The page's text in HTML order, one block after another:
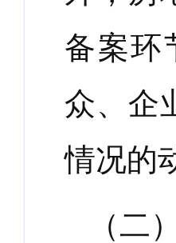
备案环
众、企
情况的
（二